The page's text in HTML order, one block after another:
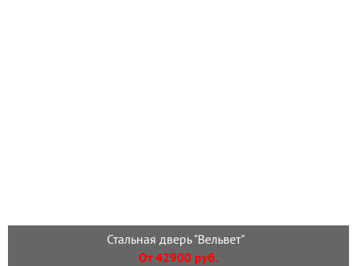
Стальная дверь "Вельвет"
От 42900 руб.